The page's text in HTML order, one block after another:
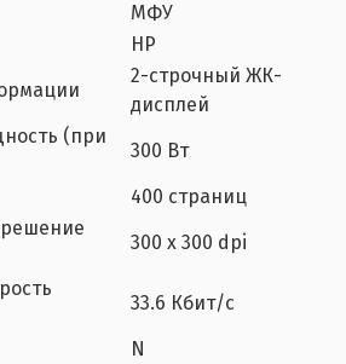
МФУ
HP
2-строчный ЖК-
дисплей
(при
300 Вт
400 страниц
300 x 300 dpi
33.6 Кбит/c
N